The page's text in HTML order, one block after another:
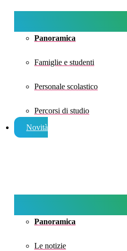
Panoramica
Famiglie e studenti
Personale scolastico
Percorsi di studio
Novità
Panoramica
Le notizie